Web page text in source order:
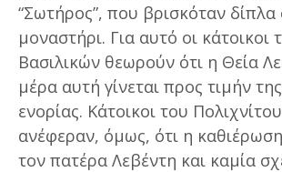
“Σωτήρος”, που βρισκόταν δίπλα
μοναστήρι. Για αυτό οι κάτοικοι
Βασιλικών θεωρούν ότι η Θεία
μέρα αυτή γίνεται προς τιμήν
ενορίας. Κάτοικοι του
ανέφεραν, όμως, ότι η
τον πατέρα Λεβέντη και καμία